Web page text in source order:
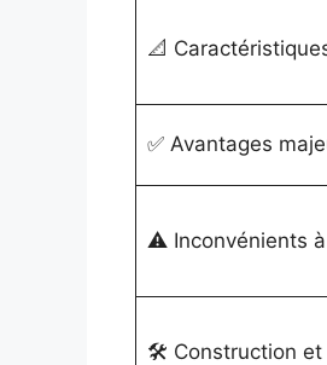
📐
✅ Avantages
⚠️ Inconvénients
🛠️ Construction et